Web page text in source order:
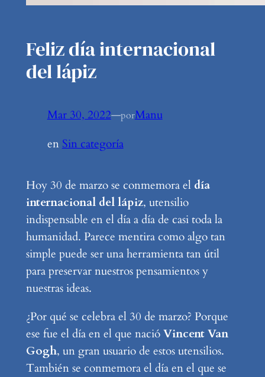
Feliz día internacional
del lápiz
Mar 30, 2022—porManu
en Sin categoría
Hoy 30 de marzo se conmemora el día
internacional del lápiz, utensilio
indispensable en el día a día de casi toda la
humanidad. Parece mentira como algo tan
simple puede ser una herramienta tan útil
para preservar nuestros pensamientos y
nuestras ideas.
¿Por qué se celebra el 30 de marzo? Porque
ese fue el día en el que nacióVincent Van
Gogh, un gran usuario de estos utensilios.
También se conmemora el día en el que se